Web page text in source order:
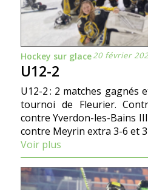
Hockey sur glace20 février
U12-2
U12-2 : 2 matches gagnés
tournoi de Fleurier.
contre Yverdon-les-Bains
contre Meyrin extra 3-6 et
Voir plus